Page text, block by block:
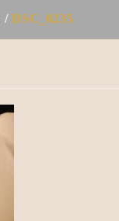
DSC_0235